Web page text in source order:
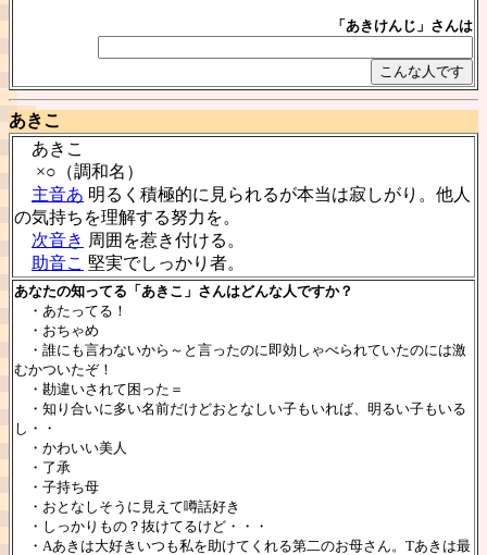
「あきけんじ」さんは
あきこ
あきこ
×○（調和名）
主音あ 明るく積極的に見られるが本当は寂しがり。他人
の気持ちを理解する努力を。
次音き 周囲を惹き付ける。
助音こ 堅実でしっかり者。
あなたの知ってる「あきこ」さんはどんな人ですか？
・あたってる！
・おちゃめ
・誰にも言わないから～と言ったのに即効しゃべられていたのには激
むかついたぞ！
・勘違いされて困った＝
・知り合いに多い名前だけどおとなしい子もいれば、明るい子もいる
し・・
・かわいい美人
・了承
・子持ち母
・おとなしそうに見えて噂話好き
・しっかりもの？抜けてるけど・・・
・Aあきは大好きいつも私を助けてくれる第二のお母さん。Tあきは最